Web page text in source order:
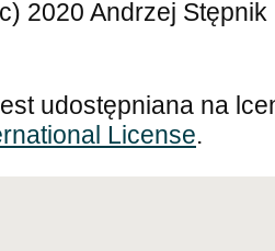
2020 Andrzej Stępnik
udostępniana na
License.